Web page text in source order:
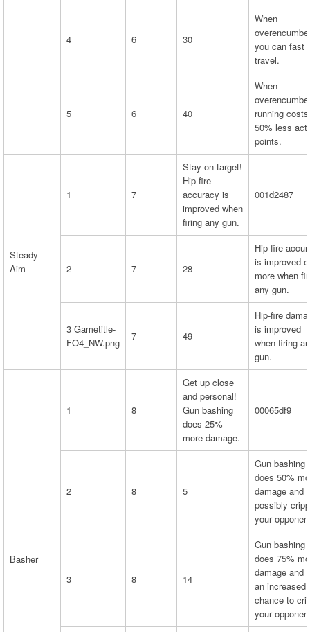
4 6 30
When
you can fast
travel.
5 6 40
When
running costs
50% less
points.
Steady
Aim
1 7
Stay on target!
Hip-fire
accuracy is
improved when
firing any gun.
001d2487
2 7 28
Hip-fire
is improved
more when
any gun.
3 Gametitle-
FO4_NW.png
7 49
Hip-fire
is improved
when firing
gun.
Basher
1 8
Get up close
and personal!
Gun bashing
does 25%
more damage.
00065df9
2 8 5
Gun bashing
does 50%
damage and
possibly
your
3 8 14
Gun bashing
does 75%
damage and
an increased
chance to
your